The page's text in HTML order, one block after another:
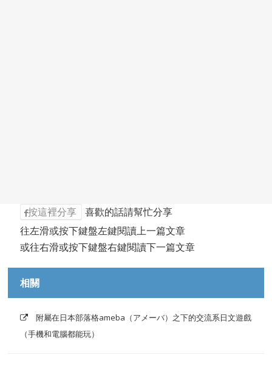
按這裡分享
喜歡的話請幫忙分享
往左滑或按下鍵盤左鍵閱讀上一篇文章
或往右滑或按下鍵盤右鍵閱讀下一篇文章
相關
附屬在日本部落格ameba（アメーバ）之下的交流系日文遊戲
（手機和電腦都能玩）